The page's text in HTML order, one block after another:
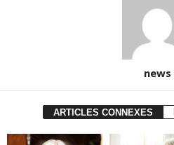
news
ARTICLES CONNEXES